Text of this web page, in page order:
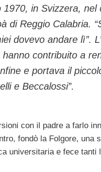
in Svizzera,
di Reggio Calabria.
dovevo andare lì”.
contribuito a
e portava il
e Beccalossi”.
con il padre a farlo
fondò la Folgore,
universitaria e fece